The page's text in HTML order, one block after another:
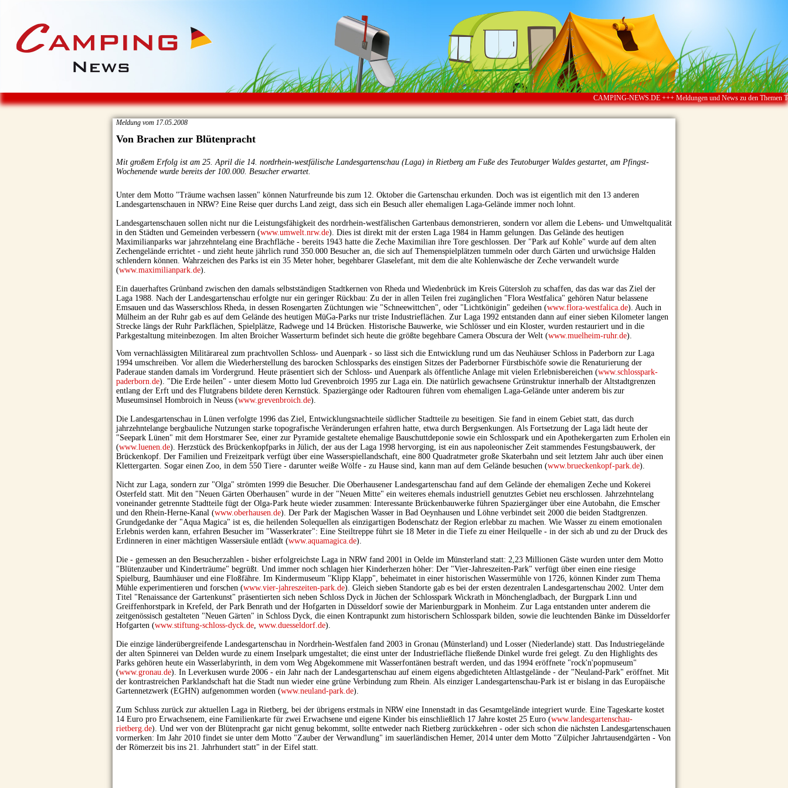
CAMPING-NEWS.DE +++ Meldungen und News zu den Themen
Meldung vom 17.05.2008
Von Brachen zur Blütenpracht
Mit großem Erfolg ist am 25. April die 14. nordrhein-westfälische Landesgartenschau (Laga) in Rietberg am Fuße des Teutoburger Waldes gestartet, am Pfingst-
Wochenende wurde bereits der 100.000. Besucher erwartet.
Unter dem Motto "Träume wachsen lassen" können Naturfreunde bis zum 12. Oktober die Gartenschau erkunden. Doch was ist eigentlich mit den 13 anderen
Landesgartenschauen in NRW? Eine Reise quer durchs Land zeigt, dass sich ein Besuch aller ehemaligen Laga-Gelände immer noch lohnt.
Landesgartenschauen sollen nicht nur die Leistungsfähigkeit des nordrhein-westfälischen Gartenbaus demonstrieren, sondern vor allem die Lebens- und Umweltqualität
in den Städten und Gemeinden verbessern (www.umwelt.nrw.de). Dies ist direkt mit der ersten Laga 1984 in Hamm gelungen. Das Gelände des heutigen
Maximilianparks war jahrzehntelang eine Brachfläche - bereits 1943 hatte die Zeche Maximilian ihre Tore geschlossen. Der "Park auf Kohle" wurde auf dem alten
Zechengelände errichtet - und zieht heute jährlich rund 350.000 Besucher an, die sich auf Themenspielplätzen tummeln oder durch Gärten und urwüchsige Halden
schlendern können. Wahrzeichen des Parks ist ein 35 Meter hoher, begehbarer Glaselefant, mit dem die alte Kohlenwäsche der Zeche verwandelt wurde
(www.maximilianpark.de).
Ein dauerhaftes Grünband zwischen den damals selbstständigen Stadtkernen von Rheda und Wiedenbrück im Kreis Gütersloh zu schaffen, das das war das Ziel der
Laga 1988. Nach der Landesgartenschau erfolgte nur ein geringer Rückbau: Zu der in allen Teilen frei zugänglichen "Flora Westfalica" gehören Natur belassene
Emsauen und das Wasserschloss Rheda, in dessen Rosengarten Züchtungen wie "Schneewittchen", oder "Lichtkönigin" gedeihen (www.flora-westfalica.de). Auch in
Mülheim an der Ruhr gab es auf dem Gelände des heutigen MüGa-Parks nur triste Industrieflächen. Zur Laga 1992 entstanden dann auf einer sieben Kilometer langen
Strecke längs der Ruhr Parkflächen, Spielplätze, Radwege und 14 Brücken. Historische Bauwerke, wie Schlösser und ein Kloster, wurden restauriert und in die
Parkgestaltung miteinbezogen. Im alten Broicher Wasserturm befindet sich heute die größte begehbare Camera Obscura der Welt (www.muelheim-ruhr.de).
Vom vernachlässigten Militärareal zum prachtvollen Schloss- und Auenpark - so lässt sich die Entwicklung rund um das Neuhäuser Schloss in Paderborn zur Laga
1994 umschreiben. Vor allem die Wiederherstellung des barocken Schlossparks des einstigen Sitzes der Paderborner Fürstbischöfe sowie die Renaturierung der
Paderaue standen damals im Vordergrund. Heute präsentiert sich der Schloss- und Auenpark als öffentliche Anlage mit vielen Erlebnisbereichen (www.schlosspark-
paderborn.de). "Die Erde heilen" - unter diesem Motto lud Grevenbroich 1995 zur Laga ein. Die natürlich gewachsene Grünstruktur innerhalb der Altstadtgrenzen
entlang der Erft und des Flutgrabens bildete deren Kernstück. Spaziergänge oder Radtouren führen vom ehemaligen Laga-Gelände unter anderem bis zur
Museumsinsel Hombroich in Neuss (www.grevenbroich.de).
Die Landesgartenschau in Lünen verfolgte 1996 das Ziel, Entwicklungsnachteile südlicher Stadtteile zu beseitigen. Sie fand in einem Gebiet statt, das durch
jahrzehntelange bergbauliche Nutzungen starke topografische Veränderungen erfahren hatte, etwa durch Bergsenkungen. Als Fortsetzung der Laga lädt heute der
"Seepark Lünen" mit dem Horstmarer See, einer zur Pyramide gestaltete ehemalige Bauschuttdeponie sowie ein Schlosspark und ein Apothekergarten zum Erholen ein
(www.luenen.de). Herzstück des Brückenkopfparks in Jülich, der aus der Laga 1998 hervorging, ist ein aus napoleonischer Zeit stammendes Festungsbauwerk, der
Brückenkopf. Der Familien und Freizeitpark verfügt über eine Wasserspiellandschaft, eine 800 Quadratmeter große Skaterbahn und seit letztem Jahr auch über einen
Klettergarten. Sogar einen Zoo, in dem 550 Tiere - darunter weiße Wölfe - zu Hause sind, kann man auf dem Gelände besuchen (www.brueckenkopf-park.de).
Nicht zur Laga, sondern zur "Olga" strömten 1999 die Besucher. Die Oberhausener Landesgartenschau fand auf dem Gelände der ehemaligen Zeche und Kokerei
Osterfeld statt. Mit den "Neuen Gärten Oberhausen" wurde in der "Neuen Mitte" ein weiteres ehemals industriell genutztes Gebiet neu erschlossen. Jahrzehntelang
voneinander getrennte Stadtteile fügt der Olga-Park heute wieder zusammen: Interessante Brückenbauwerke führen Spaziergänger über eine Autobahn, die Emscher
und den Rhein-Herne-Kanal (www.oberhausen.de). Der Park der Magischen Wasser in Bad Oeynhausen und Löhne verbindet seit 2000 die beiden Stadtgrenzen.
Grundgedanke der "Aqua Magica" ist es, die heilenden Solequellen als einzigartigen Bodenschatz der Region erlebbar zu machen. Wie Wasser zu einem emotionalen
Erlebnis werden kann, erfahren Besucher im "Wasserkrater": Eine Steiltreppe führt sie 18 Meter in die Tiefe zu einer Heilquelle - in der sich ab und zu der Druck des
Erdinneren in einer mächtigen Wassersäule entlädt (www.aquamagica.de).
Die - gemessen an den Besucherzahlen - bisher erfolgreichste Laga in NRW fand 2001 in Oelde im Münsterland statt: 2,23 Millionen Gäste wurden unter dem Motto
"Blütenzauber und Kinderträume" begrüßt. Und immer noch schlagen hier Kinderherzen höher: Der "Vier-Jahreszeiten-Park" verfügt über einen eine riesige
Spielburg, Baumhäuser und eine Floßfähre. Im Kindermuseum "Klipp Klapp", beheimatet in einer historischen Wassermühle von 1726, können Kinder zum Thema
Mühle experimentieren und forschen (www.vier-jahreszeiten-park.de). Gleich sieben Standorte gab es bei der ersten dezentralen Landesgartenschau 2002. Unter dem
Titel "Renaissance der Gartenkunst" präsentierten sich neben Schloss Dyck in Jüchen der Schlosspark Wickrath in Mönchengladbach, der Burgpark Linn und
Greiffenhorstpark in Krefeld, der Park Benrath und der Hofgarten in Düsseldorf sowie der Marienburgpark in Monheim. Zur Laga entstanden unter anderem die
zeitgenössisch gestalteten "Neuen Gärten" in Schloss Dyck, die einen Kontrapunkt zum historischern Schlosspark bilden, sowie die leuchtenden Bänke im Düsseldorfer
Hofgarten (www.stiftung-schloss-dyck.de www.duesseldorf.de).
Die einzige länderübergreifende Landesgartenschau in Nordrhein-Westfalen fand 2003 in Gronau (Münsterland) und Losser (Niederlande) statt. Das Industriegelände
der alten Spinnerei van Delden wurde zu einem Inselpark umgestaltet; die einst unter der Industriefläche fließende Dinkel wurde frei gelegt. Zu den Highlights des
Parks gehören heute ein Wasserlabyrinth, in dem vom Weg Abgekommene mit Wasserfontänen bestraft werden, und das 1994 eröffnete "rock'n'popmuseum"
(www.gronau.de). In Leverkusen wurde 2006 - ein Jahr nach der Landesgartenschau auf einem eigens abgedichteten Altlastgelände - der "Neuland-Park" eröffnet. Mit
der kontrastreichen Parklandschaft hat die Stadt nun wieder eine grüne Verbindung zum Rhein. Als einziger Landesgartenschau-Park ist er bislang in das Europäische
Gartennetzwerk (EGHN) aufgenommen worden (www.neuland-park.de).
Zum Schluss zurück zur aktuellen Laga in Rietberg, bei der übrigens erstmals in NRW eine Innenstadt in das Gesamtgelände integriert wurde. Eine Tageskarte kostet
14 Euro pro Erwachsenem, eine Familienkarte für zwei Erwachsene und eigene Kinder bis einschließlich 17 Jahre kostet 25 Euro (www.landesgartenschau-
rietberg.de). Und wer von der Blütenpracht gar nicht genug bekommt, sollte entweder nach Rietberg zurückkehren - oder sich schon die nächsten Landesgartenschauen
vormerken: Im Jahr 2010 findet sie unter dem Motto "Zauber der Verwandlung" im sauerländischen Hemer, 2014 unter dem Motto "Zülpicher Jahrtausendgärten - Von
der Römerzeit bis ins 21. Jahrhundert statt" in der Eifel statt.